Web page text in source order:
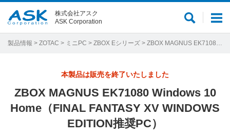
メ
ュ
サ
ト
株式会社アスク
ASK Corporation
製品情報 > ZOTAC > ミニPC > ZBOX Eシリーズ > ZBOX MAGNUS EK71080 Windows 10 Home（FINAL FANTASY XV WINDOWS EDITION推奨PC）
本製品は販売を終了いたしました
ZBOX MAGNUS EK71080 Windows 10
Home（FINAL FANTASY XV WINDOWS
EDITION推奨PC）